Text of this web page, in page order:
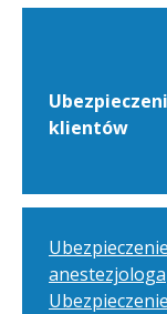
klientów
anestezjologa